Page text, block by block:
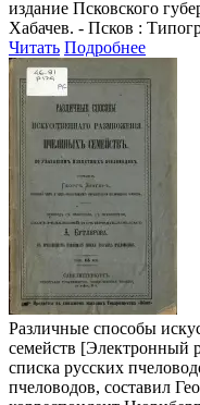
издание Псковского
Хабачев. - Псков :
Читать Подробнее
Различные способы
семейств [Электронный
списка русских
пчеловодов, составил